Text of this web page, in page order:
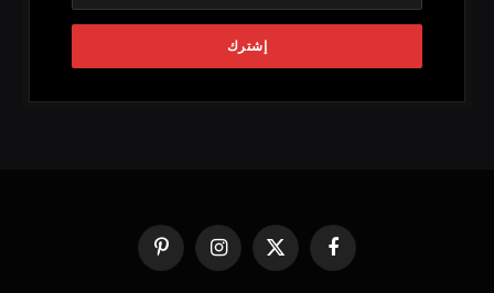
فيسبوك
X
(Twitter)
الانستغرامبينتيريست